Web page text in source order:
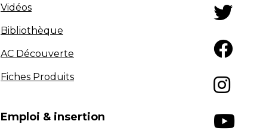
Vidéos
Bibliothèque
AC Découverte
Fiches Produits
Emploi & insertion